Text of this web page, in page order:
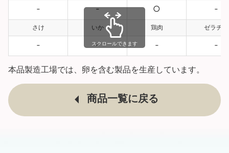
‐ ‐ ○ ‐
さけ
‐
いか
‐
鶏肉
‐
ゼラチン
‐
スクロールできます
本品製造工場では、卵を含む製品を生産しています。
商品一覧に戻る